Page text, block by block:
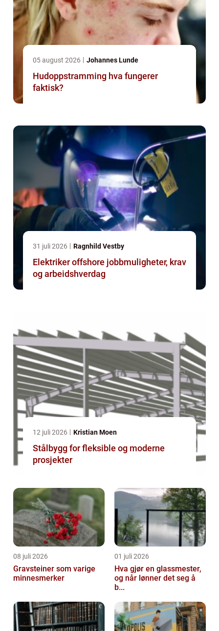
05 august 2026 Johannes Lunde
Hudoppstramming hva fungerer
faktisk?
31 juli 2026 Ragnhild Vestby
Elektriker offshore jobbmuligheter, krav
og arbeidshverdag
12 juli 2026 Kristian Moen
Stålbygg for fleksible og moderne
prosjekter
08 juli 2026
Gravsteiner som varige
minnesmerker
01 juli 2026
Hva gjør en glassmester,
og når lønner det seg å
b...